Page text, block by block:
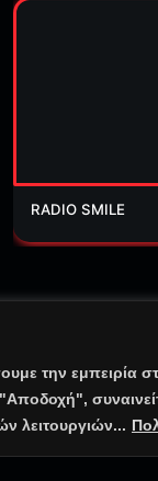
την εμπειρία
"Αποδοχή",
λειτουργιών...
RADIO SMILE
@ Copyright 2025
⠀•⠀ Πολιτική